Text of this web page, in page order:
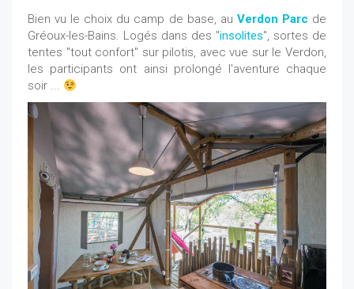
Bien vu le choix du camp de base, au Verdon Parc de
Gréoux-les-Bains. Logés dans des "insolites", sortes de
tentes "tout confort" sur pilotis, avec vue sur le Verdon,
les participants ont ainsi prolongé l'aventure chaque
soir ...